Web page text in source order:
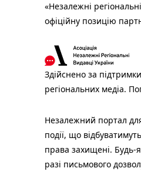
«Незалежні
офіційну позицію
Здійснено за
регіональних медіа.
Незалежний портал
події, що
права захищені. Будь-
разі письмового